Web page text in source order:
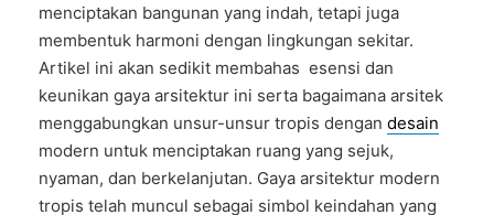
menciptakan bangunan yang indah, tetapi juga
membentuk harmoni dengan lingkungan sekitar.
Artikel ini akan sedikit membahas esensi dan
keunikan gaya arsitektur ini serta bagaimana arsitek
menggabungkan unsur-unsur tropis dengan desain
modern untuk menciptakan ruang yang sejuk,
nyaman, dan berkelanjutan. Gaya arsitektur modern
tropis telah muncul sebagai simbol keindahan yang